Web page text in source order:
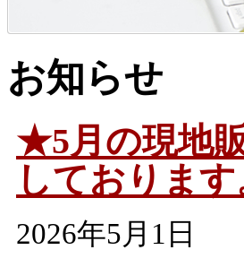
お知らせ
★5月の現地
しておりま
2026年5月1日